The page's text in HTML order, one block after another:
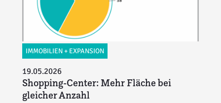
IMMOBILIEN + EXPANSION
19.05.2026
Shopping-Center: Mehr Fläche bei
gleicher Anzahl